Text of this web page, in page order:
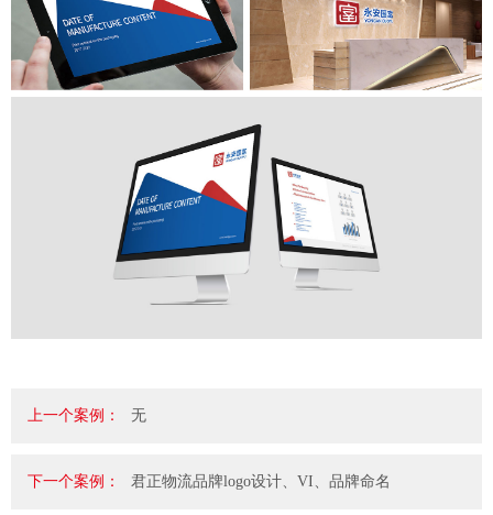
上一个案例： 无
下一个案例： 君正物流品牌logo设计、VI、品牌命名